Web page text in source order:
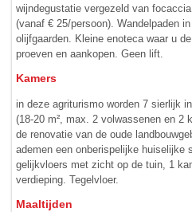
wijndegustatie vergezeld van
(vanaf € 25/persoon). Wandelpaden
olijfgaarden. Kleine enoteca waar u
proeven en aankopen. Geen lift.
Kamers
in deze agriturismo worden 7 sierlijk
(18-20 m², max. 2 volwassenen en 2
de renovatie van de oude
ademen een onberispelijke huiselijke
gelijkvloers met zicht op de tuin, 1
verdieping. Tegelvloer.
Maaltijden